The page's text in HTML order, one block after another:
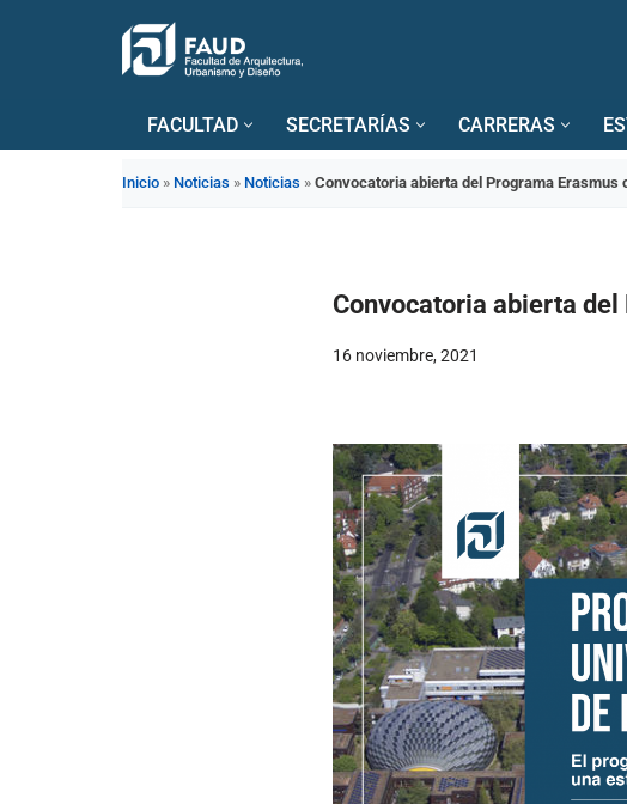
FACULTAD SECRETARÍAS CARRERAS
Inicio » Noticias » Noticias » Convocatoria abierta del Programa Erasmus
Convocatoria abierta
16 noviembre, 2021